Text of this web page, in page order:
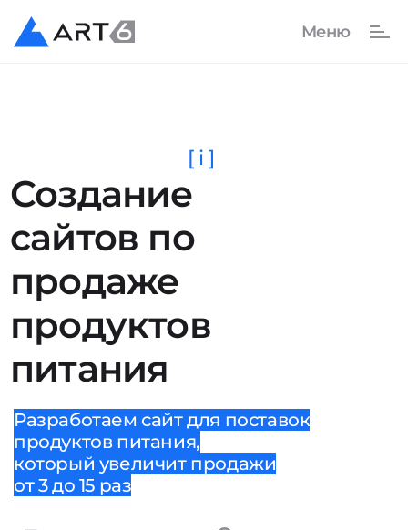
Создание
сайтов по
продаже
продуктов
питания
[ i ]
Разработаем сайт для поставок
продуктов питания,
который увеличит продажи
от 3 до 15 раз